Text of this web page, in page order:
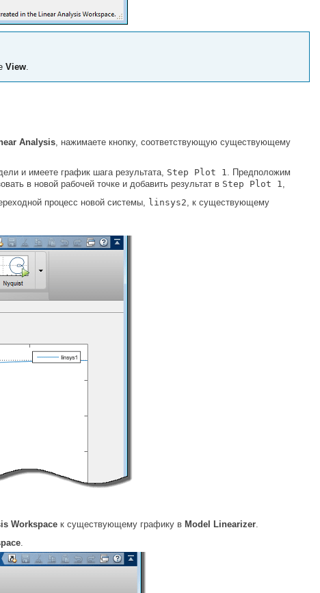
View.
Analysis, нажимаете кнопку, соответствующую существующему
и имеете график шага результата, Step Plot 1. Предположим
в новой рабочей точке и добавить результат в Step Plot 1,
процесс новой системы, linsys2, к существующему
Workspace к существующему графику в Model Linearizer.
.